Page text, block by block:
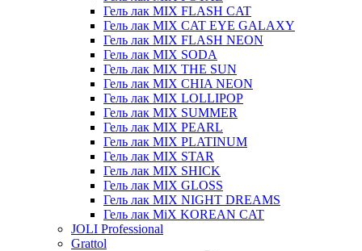
Гель лак MIX FLASH CAT
Гель лак MIX CAT EYE GALAXY
Гель лак MIX FLASH NEON
Гель лак MIX SODA
Гель лак MIX THE SUN
Гель лак MIX CHIA NEON
Гель лак MIX LOLLIPOP
Гель лак MIX SUMMER
Гель лак MIX PEARL
Гель лак MIX PLATINUM
Гель лак MIX STAR
Гель лак MIX SHICK
Гель лак MIX GLOSS
Гель лак MIX NIGHT DREAMS
Гель лак MiX KOREAN CAT
JOLI Professional
Grattol